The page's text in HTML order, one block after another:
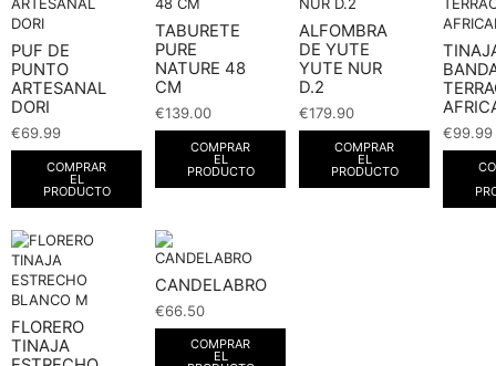
PUF DE
PUNTO
ARTESANAL
DORI
€69.99
COMPRAR
EL
PRODUCTO
TABURETE
PURE
NATURE 48
CM
€139.00
COMPRAR
EL
PRODUCTO
ALFOMBRA
DE YUTE
YUTE NUR
D.2
€179.90
COMPRAR
EL
PRODUCTO
€99.99
FLORERO
TINAJA
CANDELABRO
€66.50
COMPRAR
EL